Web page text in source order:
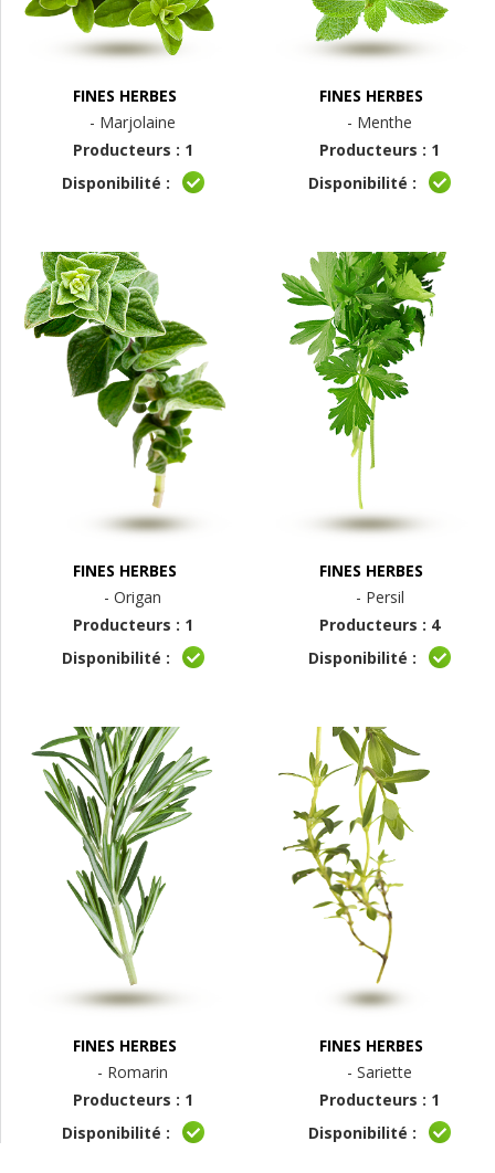
FINES HERBES
- Marjolaine
Producteurs : 1
Disponibilité :
FINES HERBES
- Menthe
Producteurs : 1
Disponibilité :
FINES HERBES
- Origan
Producteurs : 1
Disponibilité :
FINES HERBES
- Persil
Producteurs : 4
Disponibilité :
FINES HERBES
- Romarin
Producteurs : 1
Disponibilité :
FINES HERBES
- Sariette
Producteurs : 1
Disponibilité :